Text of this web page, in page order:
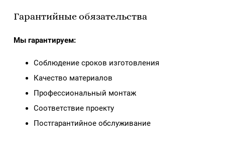
Гарантийные обязательства
Мы гарантируем:
Соблюдение сроков изготовления
Качество материалов
Профессиональный монтаж
Соответствие проекту
Постгарантийное обслуживание